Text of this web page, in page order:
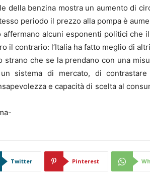
della benzina mostra un aumento di
periodo il prezzo alla pompa è
affermano alcuni esponenti politici che
il contrario: l’Italia ha fatto meglio di
strano che se la prendano con una
sistema di mercato, di contrastare
e capacità di scelta al
Twitter Pinterest